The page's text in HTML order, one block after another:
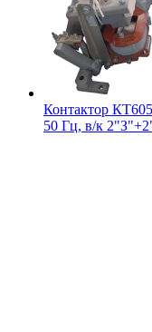
Контактор
50 Гц, в/к